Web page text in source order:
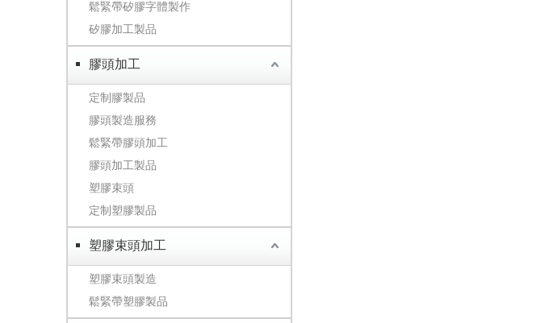
鬆緊帶矽膠字體製作
矽膠加工製品
膠頭加工
定制膠製品
膠頭製造服務
鬆緊帶膠頭加工
膠頭加工製品
塑膠束頭
定制塑膠製品
塑膠束頭加工
塑膠束頭製造
鬆緊帶塑膠製品